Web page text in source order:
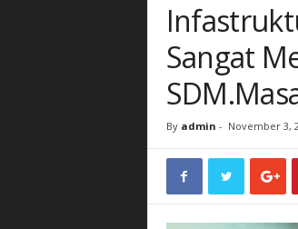
Sangat
By admin - November 3,